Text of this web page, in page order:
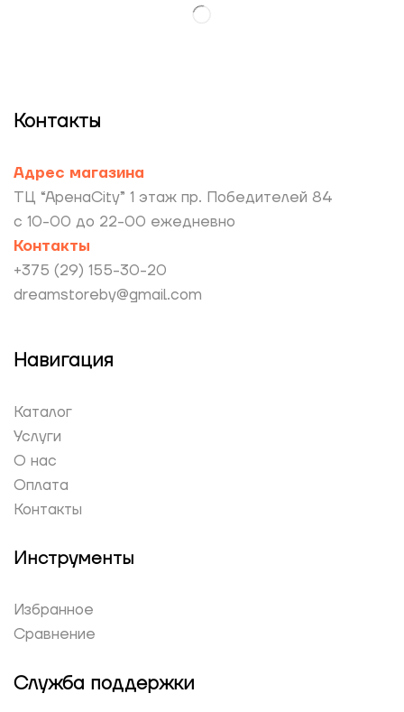
Контакты
Адрес магазина
ТЦ “АренаCity” 1 этаж пр. Победителей 84
с 10-00 до 22-00 ежедневно
Контакты
+375 (29) 155-30-20
dreamstoreby@gmail.com
Навигация
Каталог
Услуги
О нас
Оплата
Контакты
Инструменты
Избранное
Сравнение
Служба поддержки